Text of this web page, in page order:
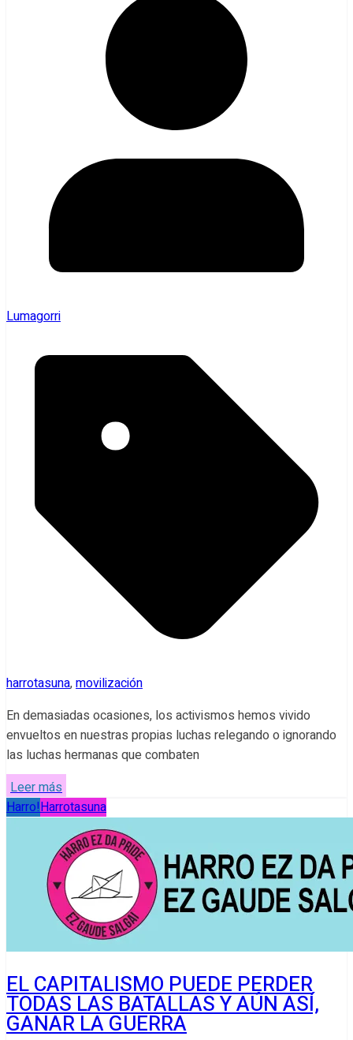
Lumagorri
harrotasuna,movilización
En demasiadas ocasiones, los activismos hemos vivido
envueltos en nuestras propias luchas relegando o ignorando
las luchas hermanas que combaten
Leer más
Harro!Harrotasuna
EL CAPITALISMO PUEDE PERDER
TODAS LAS BATALLAS Y AÚN ASÍ,
GANAR LA GUERRA